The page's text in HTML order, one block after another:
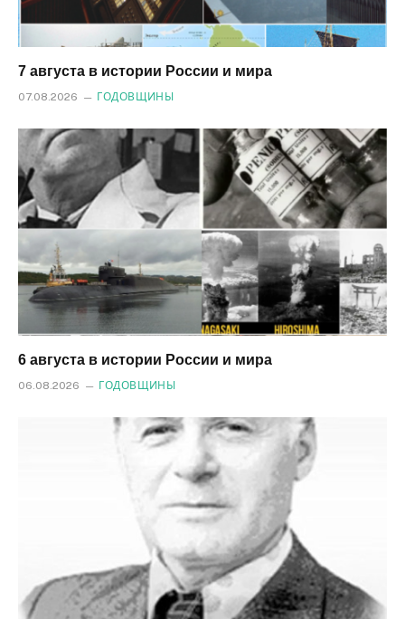
7 августа в истории России и мира
07.08.2026 ГОДОВЩИНЫ
6 августа в истории России и мира
06.08.2026 ГОДОВЩИНЫ